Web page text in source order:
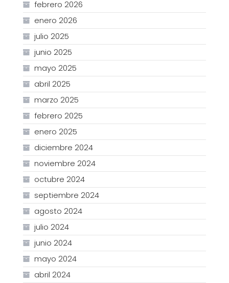
febrero 2026
enero 2026
julio 2025
junio 2025
mayo 2025
abril 2025
marzo 2025
febrero 2025
enero 2025
diciembre 2024
noviembre 2024
octubre 2024
septiembre 2024
agosto 2024
julio 2024
junio 2024
mayo 2024
abril 2024